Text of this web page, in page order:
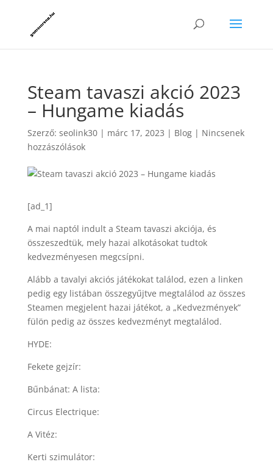
Steam tavaszi akció 2023
– Hungame kiadás
Szerző: seolink30| márc 17, 2023 | Blog| Nincsenek
hozzászólások
[ad_1]
A mai naptól indult a Steam tavaszi akciója, és
összeszedtük, mely hazai alkotásokat tudtok
kedvezményesen megcsípni.
Alább a tavalyi akciós játékokat találod, ezen a linken
pedig egy listában összegyűjtve megtalálod az összes
Steamen megjelent hazai játékot, a „Kedvezmények”
fülön pedig az összes kedvezményt megtalálod.
HYDE:
Fekete gejzír:
Bűnbánat: A lista:
Circus Electrique:
A Vitéz:
Kerti szimulátor: